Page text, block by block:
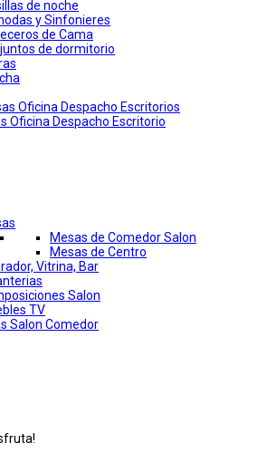
de noche
y Sinfonieres
de Cama
de dormitorio
Oficina Despacho Escritorios
Oficina Despacho Escritorio
Mesas de Comedor Salon
Mesas de Centro
Vitrina, Bar
Salon
TV
Salon Comedor